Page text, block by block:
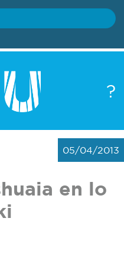
?
05/04/2013
en lo